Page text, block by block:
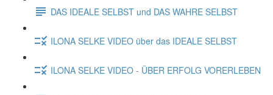
DAS IDEALE SELBST und DAS WAHRE SELBST
ILONA SELKE VIDEO über das IDEALE SELBST
ILONA SELKE VIDEO - ÜBER ERFOLG VORERLEBEN